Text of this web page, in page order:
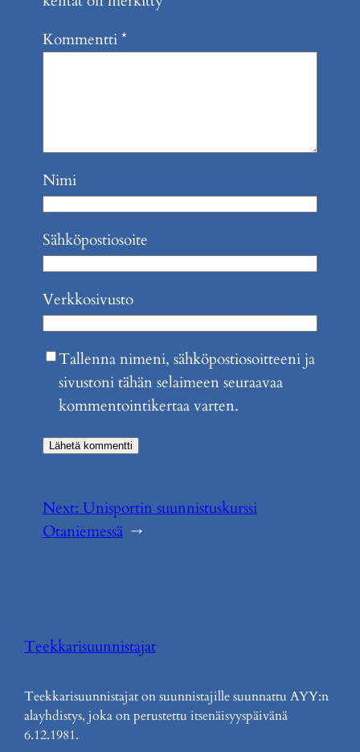
Kommentti*
Nimi
Sähköpostiosoite
Verkkosivusto
Tallenna nimeni, sähköpostiosoitteeni ja
sivustoni tähän selaimeen seuraavaa
kommentointikertaa varten.
Next:Unisportin suunnistuskurssi
Otaniemessä →
Teekkarisuunnistajat
Teekkarisuunnistajat on suunnistajille suunnattu AYY:n
alayhdistys, joka on perustettu itsenäisyyspäivänä
6.12.1981.